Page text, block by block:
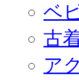
ベ
古
ア